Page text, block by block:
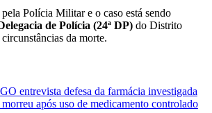
Polícia Militar e o caso está sendo
de Polícia (24ª DP) do Distrito
da morte.